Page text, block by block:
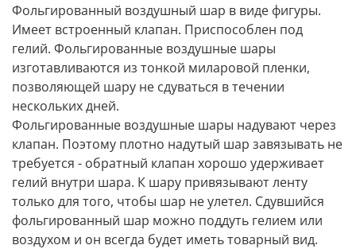
Фольгированный воздушный шар в виде фигуры.
Имеет встроенный клапан. Приспособлен под
гелий. Фольгированные воздушные шары
изготавливаются из тонкой миларовой пленки,
позволяющей шару не сдуваться в течении
нескольких дней.
Фольгированные воздушные шары надувают через
клапан. Поэтому плотно надутый шар завязывать не
требуется - обратный клапан хорошо удерживает
гелий внутри шара. К шару привязывают ленту
только для того, чтобы шар не улетел. Сдувшийся
фольгированный шар можно поддуть гелием или
воздухом и он всегда будет иметь товарный вид.